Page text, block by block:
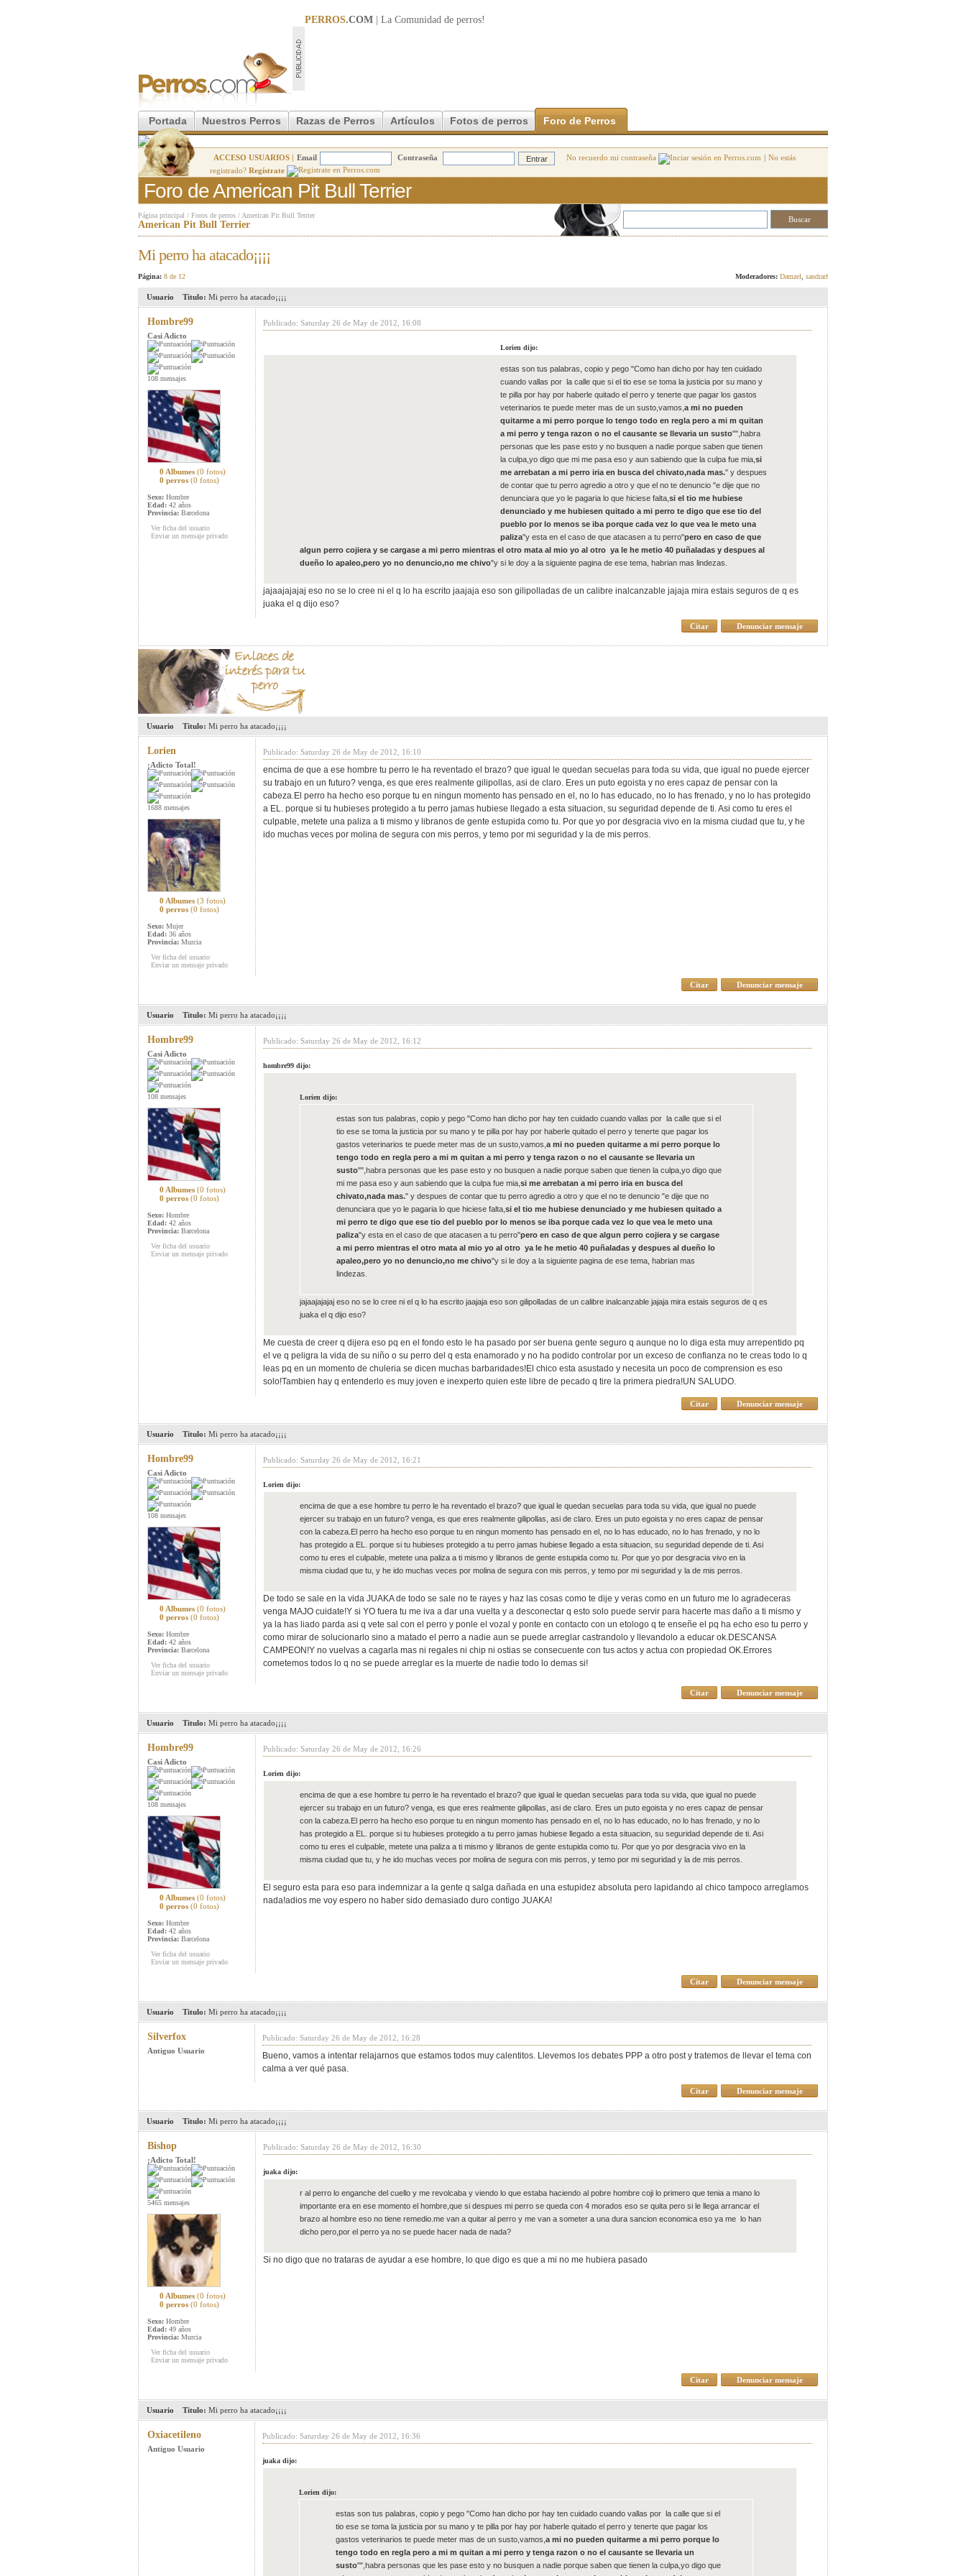
PERROS.COM | La Comunidad de perros!
Portada Nuestros Perros Razas de Perros Artículos Fotos de perros Foro de Perros
ACCESO USUARIOS | Email Contraseña No recuerdo mi contraseña | No estás
registrado? Regístrate
Foro de American Pit Bull Terrier
Página principal / Foros de perros / American Pit Bull Terrier
American Pit Bull Terrier
Mi perro ha atacado¡¡¡¡
Página: 8 de 12 Moderadores: Damzel sandrarf
Usuario Titulo: Mi perro ha atacado¡¡¡¡
Hombre99
Casi Adicto
108 mensajes
0 Albumes (0 fotos)
0 perros (0 fotos)
Sexo: Hombre
Edad: 42 años
Provincia: Barcelona
Ver ficha del usuario
Enviar un mensaje privado
Publicado: Saturday 26 de May de 2012, 16:08
Lorien dijo:
estas son tus palabras, copio y pego "Como han dicho por hay ten cuidado
cuando vallas por la calle que si el tio ese se toma la justicia por su mano y
te pilla por hay por haberle quitado el perro y tenerte que pagar los gastos
veterinarios te puede meter mas de un susto,vamos, a mi no pueden
quitarme a mi perro porque lo tengo todo en regla pero a mi m quitan
a mi perro y tenga razon o no el causante se llevaria un susto"",habra
personas que les pase esto y no busquen a nadie porque saben que tienen
la culpa,yo digo que mi me pasa eso y aun sabiendo que la culpa fue mia, si
me arrebatan a mi perro iria en busca del chivato,nada mas." y despues
de contar que tu perro agredio a otro y que el no te denuncio "e dije que no
denunciara que yo le pagaria lo que hiciese falta, si el tio me hubiese
denunciado y me hubiesen quitado a mi perro te digo que ese tio del
pueblo por lo menos se iba porque cada vez lo que vea le meto una
paliza"y esta en el caso de que atacasen a tu perro"pero en caso de que
algun perro cojiera y se cargase a mi perro mientras el otro mata al mio yo al otro ya le he metio 40 puñaladas y despues al
dueño lo apaleo,pero yo no denuncio,no me chivo"y si le doy a la siguiente pagina de ese tema, habrian mas lindezas.
jajaajajajaj eso no se lo cree ni el q lo ha escrito jaajaja eso son gilipolladas de un calibre inalcanzable jajaja mira estais seguros de q es
juaka el q dijo eso?
Denunciar mensaje
Citar
Usuario Titulo: Mi perro ha atacado¡¡¡¡
Lorien
¡Adicto Total!
1688 mensajes
0 Albumes (3 fotos)
0 perros (0 fotos)
Sexo: Mujer
Edad: 36 años
Provincia: Murcia
Ver ficha del usuario
Enviar un mensaje privado
Publicado: Saturday 26 de May de 2012, 16:10
encima de que a ese hombre tu perro le ha reventado el brazo? que igual le quedan secuelas para toda su vida, que igual no puede ejercer
su trabajo en un futuro? venga, es que eres realmente gilipollas, asi de claro. Eres un puto egoista y no eres capaz de pensar con la
cabeza.El perro ha hecho eso porque tu en ningun momento has pensado en el, no lo has educado, no lo has frenado, y no lo has protegido
a EL. porque si tu hubieses protegido a tu perro jamas hubiese llegado a esta situacion, su seguridad depende de ti. Asi como tu eres el
culpable, metete una paliza a ti mismo y libranos de gente estupida como tu. Por que yo por desgracia vivo en la misma ciudad que tu, y he
ido muchas veces por molina de segura con mis perros, y temo por mi seguridad y la de mis perros.
Denunciar mensaje
Citar
Usuario Titulo: Mi perro ha atacado¡¡¡¡
Hombre99
Casi Adicto
108 mensajes
0 Albumes (0 fotos)
0 perros (0 fotos)
Sexo: Hombre
Edad: 42 años
Provincia: Barcelona
Ver ficha del usuario
Enviar un mensaje privado
Publicado: Saturday 26 de May de 2012, 16:12
hombre99 dijo:
Lorien dijo:
estas son tus palabras, copio y pego "Como han dicho por hay ten cuidado cuando vallas por la calle que si el
tio ese se toma la justicia por su mano y te pilla por hay por haberle quitado el perro y tenerte que pagar los
gastos veterinarios te puede meter mas de un susto,vamos, a mi no pueden quitarme a mi perro porque lo
tengo todo en regla pero a mi m quitan a mi perro y tenga razon o no el causante se llevaria un
susto"",habra personas que les pase esto y no busquen a nadie porque saben que tienen la culpa,yo digo que
mi me pasa eso y aun sabiendo que la culpa fue mia, si me arrebatan a mi perro iria en busca del
chivato,nada mas." y despues de contar que tu perro agredio a otro y que el no te denuncio "e dije que no
denunciara que yo le pagaria lo que hiciese falta, si el tio me hubiese denunciado y me hubiesen quitado a
mi perro te digo que ese tio del pueblo por lo menos se iba porque cada vez lo que vea le meto una
paliza"y esta en el caso de que atacasen a tu perro"pero en caso de que algun perro cojiera y se cargase
a mi perro mientras el otro mata al mio yo al otro ya le he metio 40 puñaladas y despues al dueño lo
apaleo,pero yo no denuncio,no me chivo"y si le doy a la siguiente pagina de ese tema, habrian mas
lindezas.
jajaajajajaj eso no se lo cree ni el q lo ha escrito jaajaja eso son gilipolladas de un calibre inalcanzable jajaja mira estais seguros de q es
juaka el q dijo eso?
Me cuesta de creer q dijera eso pq en el fondo esto le ha pasado por ser buena gente seguro q aunque no lo diga esta muy arrepentido pq
el ve q peligra la vida de su niño o su perro del q esta enamorado y no ha podido controlar por un exceso de confianza no te creas todo lo q
leas pq en un momento de chuleria se dicen muchas barbaridades!El chico esta asustado y necesita un poco de comprension es eso
solo!Tambien hay q entenderlo es muy joven e inexperto quien este libre de pecado q tire la primera piedra!UN SALUDO.
Denunciar mensaje
Citar
Usuario Titulo: Mi perro ha atacado¡¡¡¡
Hombre99
Casi Adicto
108 mensajes
0 Albumes (0 fotos)
0 perros (0 fotos)
Sexo: Hombre
Edad: 42 años
Provincia: Barcelona
Ver ficha del usuario
Enviar un mensaje privado
Publicado: Saturday 26 de May de 2012, 16:21
Lorien dijo:
encima de que a ese hombre tu perro le ha reventado el brazo? que igual le quedan secuelas para toda su vida, que igual no puede
ejercer su trabajo en un futuro? venga, es que eres realmente gilipollas, asi de claro. Eres un puto egoista y no eres capaz de pensar
con la cabeza.El perro ha hecho eso porque tu en ningun momento has pensado en el, no lo has educado, no lo has frenado, y no lo
has protegido a EL. porque si tu hubieses protegido a tu perro jamas hubiese llegado a esta situacion, su seguridad depende de ti. Asi
como tu eres el culpable, metete una paliza a ti mismo y libranos de gente estupida como tu. Por que yo por desgracia vivo en la
misma ciudad que tu, y he ido muchas veces por molina de segura con mis perros, y temo por mi seguridad y la de mis perros.
De todo se sale en la vida JUAKA de todo se sale no te rayes y haz las cosas como te dije y veras como en un futuro me lo agradeceras
venga MAJO cuidate!Y si YO fuera tu me iva a dar una vuelta y a desconectar q esto solo puede servir para hacerte mas daño a ti mismo y
ya la has liado parda asi q vete sal con el perro y ponle el vozal y ponte en contacto con un etologo q te enseñe el pq ha echo eso tu perro y
como mirar de solucionarlo sino a matado el perro a nadie aun se puede arreglar castrandolo y llevandolo a educar ok.DESCANSA
CAMPEON!Y no vuelvas a cagarla mas ni regales ni chip ni ostias se consecuente con tus actos y actua con propiedad OK.Errores
cometemos todos lo q no se puede arreglar es la muerte de nadie todo lo demas si!
Denunciar mensaje
Citar
Usuario Titulo: Mi perro ha atacado¡¡¡¡
Hombre99
Casi Adicto
108 mensajes
0 Albumes (0 fotos)
0 perros (0 fotos)
Sexo: Hombre
Edad: 42 años
Provincia: Barcelona
Ver ficha del usuario
Enviar un mensaje privado
Publicado: Saturday 26 de May de 2012, 16:26
Lorien dijo:
encima de que a ese hombre tu perro le ha reventado el brazo? que igual le quedan secuelas para toda su vida, que igual no puede
ejercer su trabajo en un futuro? venga, es que eres realmente gilipollas, asi de claro. Eres un puto egoista y no eres capaz de pensar
con la cabeza.El perro ha hecho eso porque tu en ningun momento has pensado en el, no lo has educado, no lo has frenado, y no lo
has protegido a EL. porque si tu hubieses protegido a tu perro jamas hubiese llegado a esta situacion, su seguridad depende de ti. Asi
como tu eres el culpable, metete una paliza a ti mismo y libranos de gente estupida como tu. Por que yo por desgracia vivo en la
misma ciudad que tu, y he ido muchas veces por molina de segura con mis perros, y temo por mi seguridad y la de mis perros.
El seguro esta para eso para indemnizar a la gente q salga dañada en una estupidez absoluta pero lapidando al chico tampoco arreglamos
nada!adios me voy espero no haber sido demasiado duro contigo JUAKA!
Denunciar mensaje
Citar
Usuario Titulo: Mi perro ha atacado¡¡¡¡
Silverfox
Antiguo Usuario
Publicado: Saturday 26 de May de 2012, 16:28
Bueno, vamos a intentar relajarnos que estamos todos muy calentitos. Llevemos los debates PPP a otro post y tratemos de llevar el tema con
calma a ver qué pasa.
Denunciar mensaje
Citar
Usuario Titulo: Mi perro ha atacado¡¡¡¡
Bishop
¡Adicto Total!
5465 mensajes
0 Albumes (0 fotos)
0 perros (0 fotos)
Sexo: Hombre
Edad: 49 años
Provincia: Murcia
Ver ficha del usuario
Enviar un mensaje privado
Publicado: Saturday 26 de May de 2012, 16:30
juaka dijo:
r al perro lo enganche del cuello y me revolcaba y viendo lo que estaba haciendo al pobre hombre coji lo primero que tenia a mano lo
importante era en ese momento el hombre,que si despues mi perro se queda con 4 morados eso se quita pero si le llega arrancar el
brazo al hombre eso no tiene remedio.me van a quitar al perro y me van a someter a una dura sancion economica eso ya me lo han
dicho pero,por el perro ya no se puede hacer nada de nada?
Si no digo que no trataras de ayudar a ese hombre, lo que digo es que a mi no me hubiera pasado
Denunciar mensaje
Citar
Usuario Titulo: Mi perro ha atacado¡¡¡¡
Oxiacetileno
Antiguo Usuario
Publicado: Saturday 26 de May de 2012, 16:36
juaka dijo:
Lorien dijo:
estas son tus palabras, copio y pego "Como han dicho por hay ten cuidado cuando vallas por la calle que si el
tio ese se toma la justicia por su mano y te pilla por hay por haberle quitado el perro y tenerte que pagar los
gastos veterinarios te puede meter mas de un susto,vamos, a mi no pueden quitarme a mi perro porque lo
tengo todo en regla pero a mi m quitan a mi perro y tenga razon o no el causante se llevaria un
susto"",habra personas que les pase esto y no busquen a nadie porque saben que tienen la culpa,yo digo que